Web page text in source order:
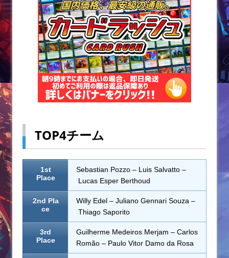
TOP4チーム
1st
Place
Sebastian Pozzo – Luis Salvatto –
Lucas Esper Berthoud
2nd Pla
ce
Willy Edel – Juliano Gennari Souza –
Thiago Saporito
3rd
Place
Guilherme Medeiros Merjam – Carlos
Romão – Paulo Vitor Damo da Rosa